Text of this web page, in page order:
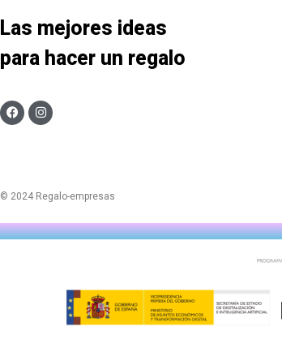
Las mejores ideas
para hacer un regalo
© 2024 Regalo-empresas